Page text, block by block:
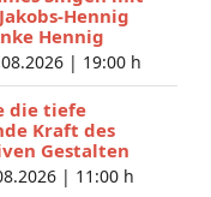
Hennig
Hennig
| 19:00 h
die tiefe
Kraft des
Gestalten
| 11:00 h